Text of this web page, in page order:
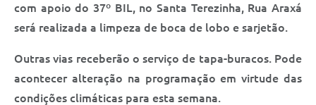
com apoio do 37º BIL, no Santa Terezinha, Rua Araxá
será realizada a limpeza de boca de lobo e sarjetão.
Outras vias receberão o serviço de tapa-buracos. Pode
acontecer alteração na programação em virtude das
condições climáticas para esta semana.